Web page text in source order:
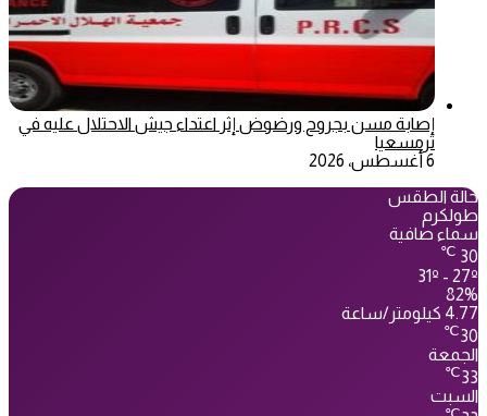
إصابة مسن بجروح ورضوض إثر اعتداء جيش الاحتلال عليه في
ترمسعيا
6 أغسطس، 2026
حالة الطقس
طولكرم
سماء صافية
30
℃
31º - 27º
82%
4.77 كيلومتر/ساعة
30
℃
الجمعة
33
℃
السبت